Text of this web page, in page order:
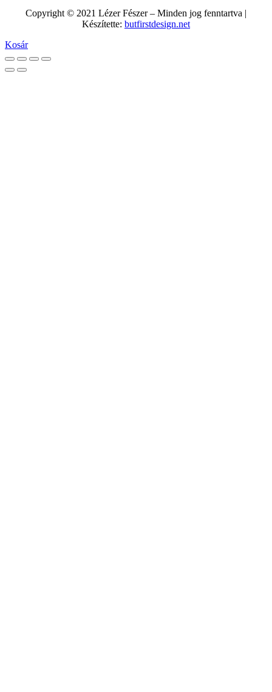
Copyright © 2021 Lézer Fészer – Minden jog fenntartva |
Készítette: butfirstdesign.net
Kosár